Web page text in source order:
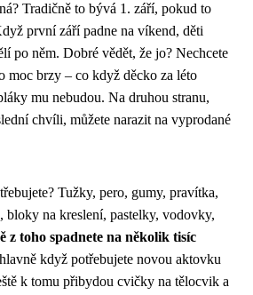
Tradičně to bývá 1. září, pokud to
první září padne na víkend, děti
po něm. Dobré vědět, že jo? Nechcete
moc brzy – co když děcko za léto
mu nebudou. Na druhou stranu,
chvíli, můžete narazit na vyprodané
Tužky, pero, gumy, pravítka,
bloky na kreslení, pastelky, vodovky,
z toho spadnete na několik tisíc
když potřebujete novou aktovku
k tomu přibydou cvičky na tělocvik a